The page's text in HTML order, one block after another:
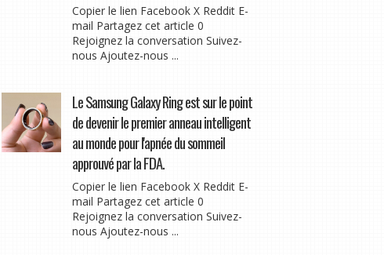
Copier le lien Facebook X Reddit E-
mail Partagez cet article 0
Rejoignez la conversation Suivez-
nous Ajoutez-nous ...
Le Samsung Galaxy Ring est sur le point
de devenir le premier anneau intelligent
au monde pour l'apnée du sommeil
approuvé par la FDA.
Copier le lien Facebook X Reddit E-
mail Partagez cet article 0
Rejoignez la conversation Suivez-
nous Ajoutez-nous ...